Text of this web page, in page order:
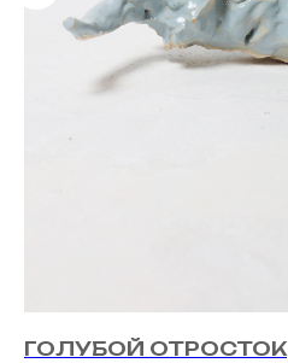
ГОЛУБОЙ ОТРОСТОК